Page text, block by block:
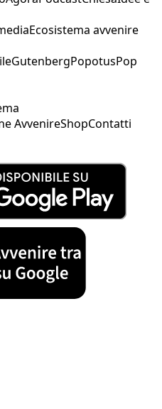
Ecosistema avvenire
GutenbergPopotusPop
AvvenireShopContatti